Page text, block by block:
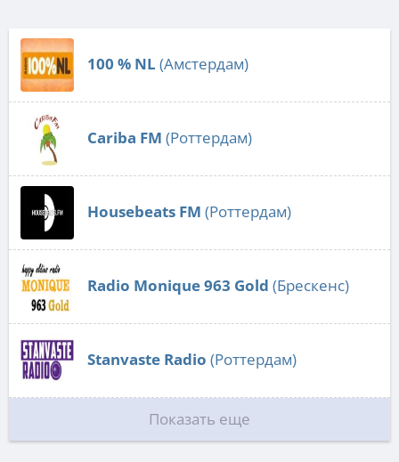
100 % NL (Амстердам)
Cariba FM (Роттердам)
Housebeats FM (Роттердам)
Radio Monique 963 Gold (Брескенс)
Stanvaste Radio (Роттердам)
Показать еще